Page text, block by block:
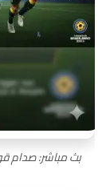
بث مباشر: صدام